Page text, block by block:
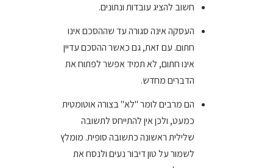
חשוב להציג עובדות ונתונים.
העסקה אינה סגורה עד שההסכם אינו
חתום. עם זאת, גם כאשר ההסכם עדיין
אינו חתום, לא תמיד אפשר לפתוח את
הדברים מחדש.
הם מרבים לומר "לא" בצורה אוטומטית
כמעט, ולכן אין להתייחס לתשובה
שלילית ראשונה כתשובה סופית. מומלץ
לשמור על טון דיבור נעים ולנסח את